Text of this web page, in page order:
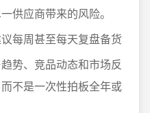
供应商带来的风险。
每周甚至每天复盘备货
势、竞品动态和市场反
不是一次性拍板全年或